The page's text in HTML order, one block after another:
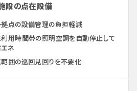
設の点在設備
拠点の設備管理の負担軽減
用時間帯の照明空調を自動停止して
ネ
範囲の巡回見回りを不要化